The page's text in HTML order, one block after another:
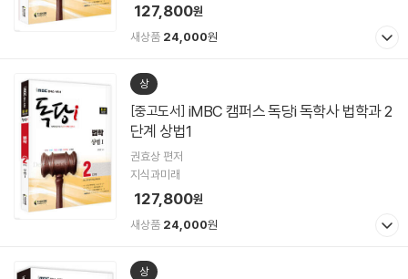
127,800원
새상품 24,000원
상
[중고도서]
단계 상법1
권효상 편저
지식과미래
127,800원
새상품 24,000원
상